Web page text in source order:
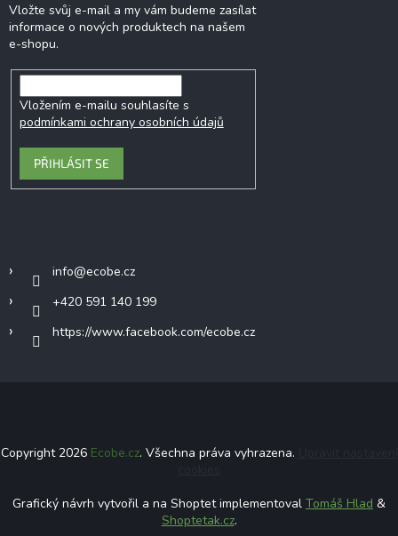
Vložte svůj e-mail a my vám budeme zasílat
informace o nových produktech na našem
e-shopu.
Vložením e-mailu souhlasíte s
podmínkami ochrany osobních údajů
PŘIHLÁSIT SE
info@ecobe.cz
+420 591 140 199
https://www.facebook.com/ecobe.cz
Copyright 2026 Ecobe.cz. Všechna práva vyhrazena.
Grafický návrh vytvořil a na Shoptet implementoval Tomáš Hlad &
Shoptetak.cz.